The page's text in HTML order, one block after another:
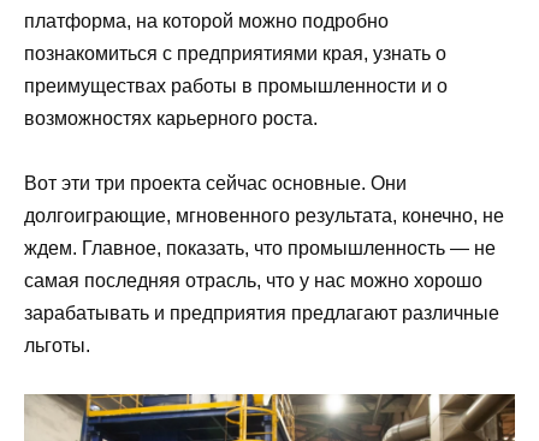
платформа, на которой можно подробно
познакомиться с предприятиями края, узнать о
преимуществах работы в промышленности и о
возможностях карьерного роста.
Вот эти три проекта сейчас основные. Они
долгоиграющие, мгновенного результата, конечно, не
ждем. Главное, показать, что промышленность — не
самая последняя отрасль, что у нас можно хорошо
зарабатывать и предприятия предлагают различные
льготы.